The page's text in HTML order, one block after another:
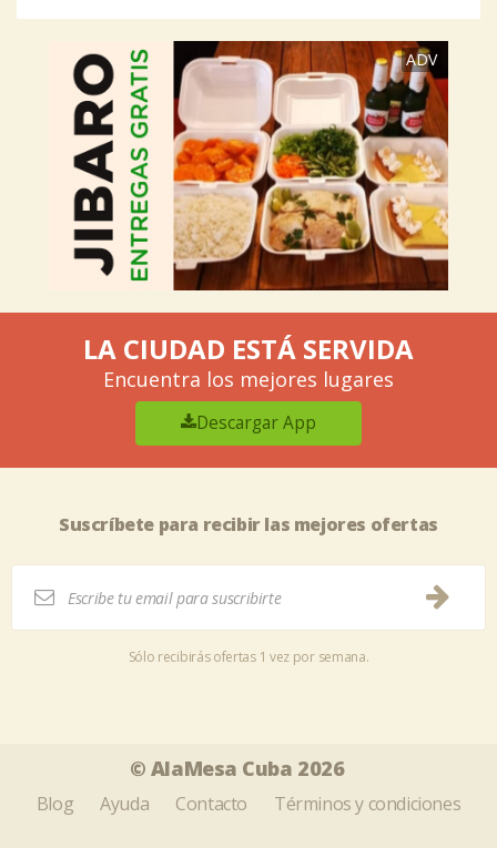
ADV
LA CIUDAD ESTÁ SERVIDA
Encuentra los mejores lugares
Descargar App
Suscríbete para recibir las mejores ofertas
Sólo recibirás ofertas 1 vez por semana.
© AlaMesa Cuba 2026
Blog Ayuda Contacto Términos y condiciones